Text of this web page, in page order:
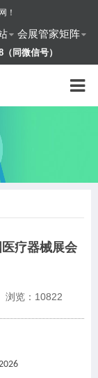
！
会展管家矩阵
同微信号）
疗器械展会
浏览： 10822